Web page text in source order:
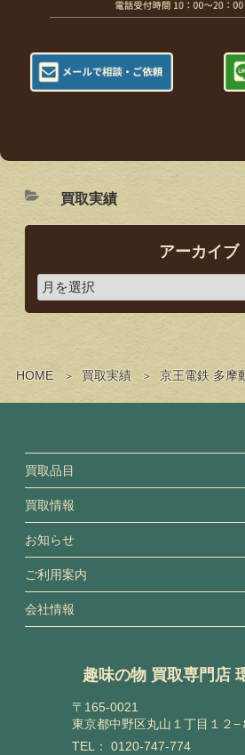
HOME 買取実績 京王電鉄 多摩
買取実績
アーカイブ
買取品目
買取情報
お知らせ
ご利用案内
会社情報
趣味の物 買取専門店
〒165-0021
東京都中野区丸山１丁目１２−
TEL： 0120-747-774